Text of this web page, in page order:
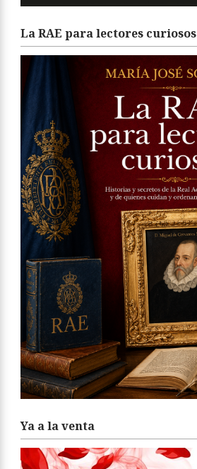
La RAE para lectores curiosos
Ya a la venta